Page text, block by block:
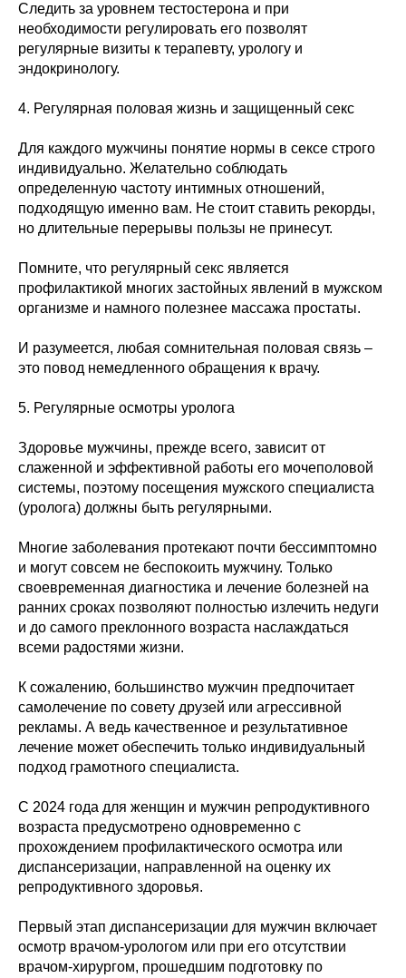
Следить за уровнем тестостерона и при
необходимости регулировать его позволят
регулярные визиты к терапевту, урологу и
эндокринологу.
4. Регулярная половая жизнь и защищенный секс
Для каждого мужчины понятие нормы в сексе строго
индивидуально. Желательно соблюдать
определенную частоту интимных отношений,
подходящую именно вам. Не стоит ставить рекорды,
но длительные перерывы пользы не принесут.
Помните, что регулярный секс является
профилактикой многих застойных явлений в мужском
организме и намного полезнее массажа простаты.
И разумеется, любая сомнительная половая связь –
это повод немедленного обращения к врачу.
5. Регулярные осмотры уролога
Здоровье мужчины, прежде всего, зависит от
слаженной и эффективной работы его мочеполовой
системы, поэтому посещения мужского специалиста
(уролога) должны быть регулярными.
Многие заболевания протекают почти бессимптомно
и могут совсем не беспокоить мужчину. Только
своевременная диагностика и лечение болезней на
ранних сроках позволяют полностью излечить недуги
и до самого преклонного возраста наслаждаться
всеми радостями жизни.
К сожалению, большинство мужчин предпочитает
самолечение по совету друзей или агрессивной
рекламы. А ведь качественное и результативное
лечение может обеспечить только индивидуальный
подход грамотного специалиста.
С 2024 года для женщин и мужчин репродуктивного
возраста предусмотрено одновременно с
прохождением профилактического осмотра или
диспансеризации, направленной на оценку их
репродуктивного здоровья.
Первый этап диспансеризации для мужчин включает
осмотр врачом-урологом или при его отсутствии
врачом-хирургом, прошедшим подготовку по